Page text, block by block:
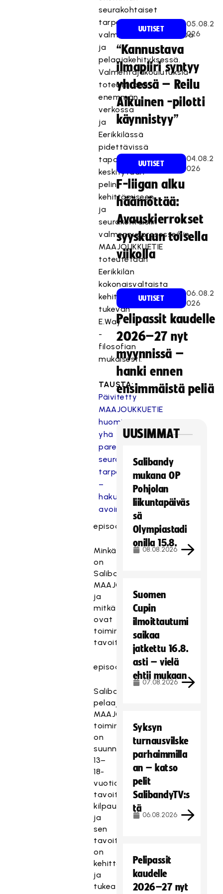
seurakohtaiset
tarpeet
valmennusosaamisessa
ja
pelaajakehityksessä.
Valmentajakoulutuksia
toteutetaan
enemmän
verkossa
ja
Eerikkilässä
pidettävissä
tapahtumissa
keskitytään
pelin
kehittämiseen
ja
seurakohtaisiin
valmennusprosesseihin.
MAAJOUKKUETIE
toteutetaan
Eerikkilän
kokonaisvaltaista
kehittymistä
tukevan
E.Way
-
filosofian
mukaisesti.
TAUSTA:
Päivitetty
MAAJOUKKUETIE
huomioi
yhä
paremmin
seurakohtaiset
tarpeet
–
haku
avoinn
episode_title
Minkälainen
on
Salibandyliiton
MAAJOUKKUETIE
ja
mitkä
ovat
toiminnan
tavoitteet?
episode_item_title
Salibandyliiton
pelaajapolku,
MAAJOUKKUETIE-
toiminta,
on
suunnattu
13–
18-
vuotiaiden
tavoitteelliseen
kilpaurheiluun
ja
sen
tavoitteena
on
kehittää
ja
tukea
UUTISET
05.08.2
026
“Kannustava
ilmapiiri syntyy
yhdessä – Reilu
Aikuinen -pilotti
käynnistyy”
UUTISET
04.08.2
026
F-liigan alku
häämöttää:
Avauskierrokset
syyskuun toisella
viikolla
UUTISET
06.08.2
026
Pelipassit kaudelle
2026–27 nyt
myynnissä –
hanki ennen
ensimmäistä peliä
UUSIMMAT
Salibandy
mukana OP
Pohjolan
liikuntapäiväs
sä
Olympiastadi
onilla 15.8.
08.08.2026
Suomen
Cupin
ilmoittautumi
saikaa
jatkettu 16.8.
asti – vielä
ehtii mukaan
07.08.2026
Syksyn
turnausvilske
parhaimmilla
an – katso
pelit
SalibandyTV:s
tä
06.08.2026
Pelipassit
kaudelle
2026–27 nyt